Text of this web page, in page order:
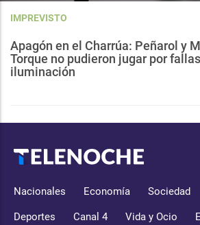
IMPREVISTO
Apagón en el Charrúa: Peñarol y
Torque no pudieron jugar por
iluminación
Nacionales Economía Sociedad
Deportes Canal 4 Vida y Ocio